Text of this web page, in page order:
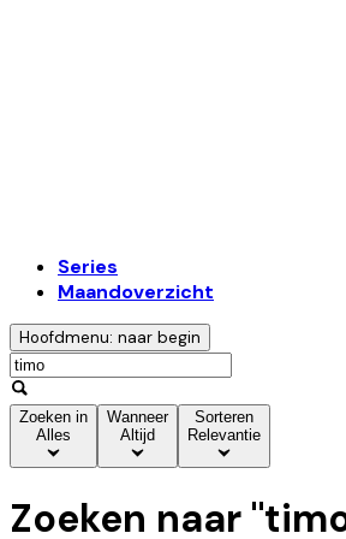
Series
Maandoverzicht
Hoofdmenu: naar begin
Zoeken in
Alles
Wanneer
Altijd
Sorteren
Relevantie
Zoeken naar "